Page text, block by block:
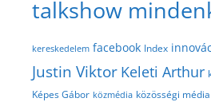
talkshow
kereskedelem facebook Index
Justin Viktor Keleti Arthur
Képes Gábor közmédia közösségi média